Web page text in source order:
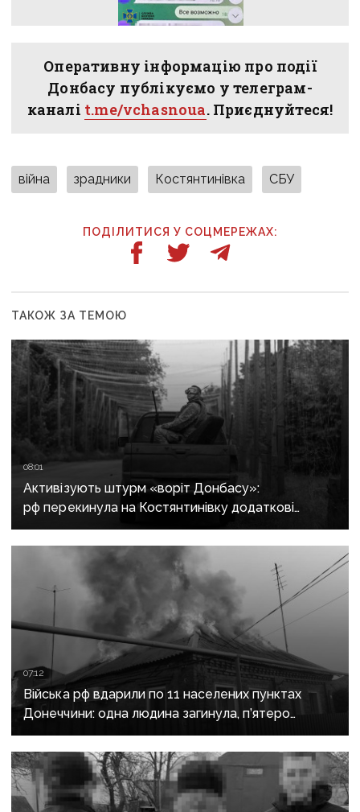
Оперативну інформацію про події
Донбасу публікуємо у телеграм-
каналі t.me/vchasnoua. Приєднуйтеся!
війна зрадники Костянтинівка СБУ
ПОДІЛИТИСЯ У СОЦМЕРЕЖАХ:
ТАКОЖ ЗА ТЕМОЮ
08:01
Активізують штурм «воріт Донбасу»:
рф перекинула на Костянтинівку додаткові
підрозділи й поновила атаки тритонними
авіабомбами
07:12
Війська рф вдарили по 11 населених пунктах
Донеччини: одна людина загинула, п’ятеро
поранені